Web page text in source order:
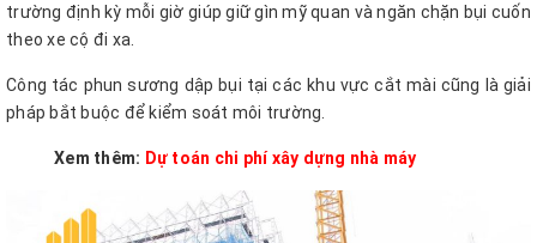
trường định kỳ mỗi giờ giúp giữ gìn mỹ quan và ngăn chặn bụi cuốn
theo xe cộ đi xa.
Công tác phun sương dập bụi tại các khu vực cắt mài cũng là giải
pháp bắt buộc để kiểm soát môi trường.
Xem thêm: Dự toán chi phí xây dựng nhà máy